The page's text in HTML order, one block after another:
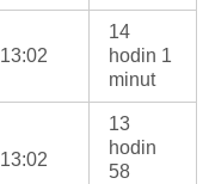
13:02
14
hodin 1
minut
13:02
13
hodin
58